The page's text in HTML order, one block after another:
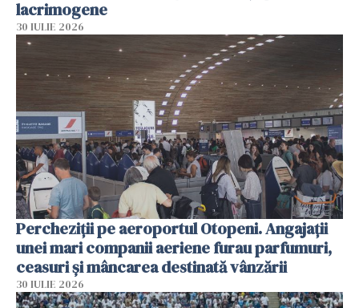
lacrimogene
30 IULIE 2026
Percheziții pe aeroportul Otopeni. Angajații
unei mari companii aeriene furau parfumuri,
ceasuri și mâncarea destinată vânzării
30 IULIE 2026